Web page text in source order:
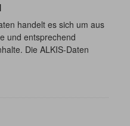
handelt es sich um aus
und entsprechend
Die ALKIS-Daten